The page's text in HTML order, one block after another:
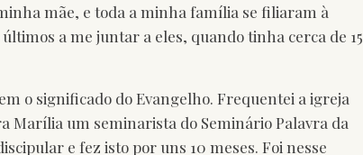
mãe, e toda a minha família se filiaram à
a me juntar a eles, quando tinha cerca de 15
o significado do Evangelho. Frequentei a igreja
Marília um seminarista do Seminário Palavra da
e fez isto por uns 10 meses. Foi nesse